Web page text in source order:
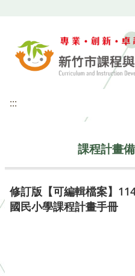
:::
課程計畫
修訂版【可編輯檔案】
國民小學課程計畫手冊